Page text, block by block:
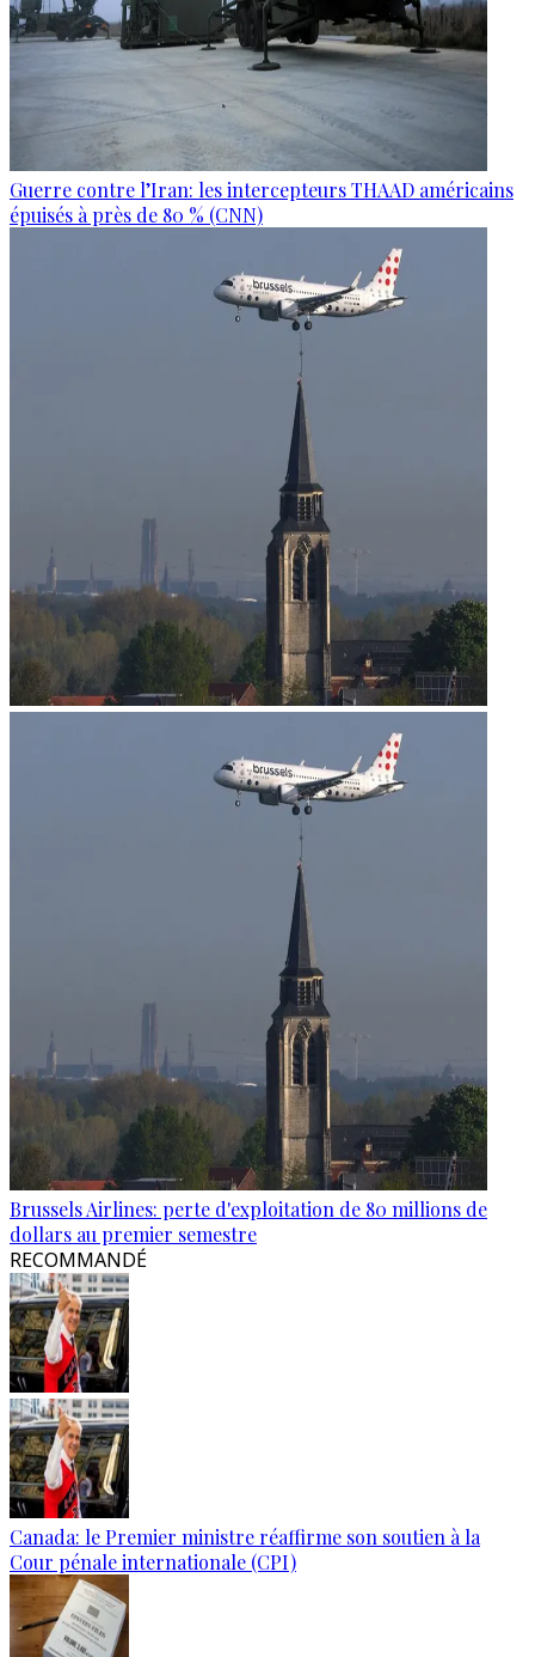
Guerre contre l’Iran: les intercepteurs THAAD américains
épuisés à près de 80 % (CNN)
Brussels Airlines: perte d'exploitation de 80 millions de
dollars au premier semestre
RECOMMANDÉ
Canada: le Premier ministre réaffirme son soutien à la
Cour pénale internationale (CPI)